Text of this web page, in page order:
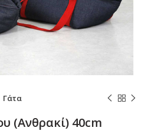
Γάτα
(Ανθρακί) 40cm